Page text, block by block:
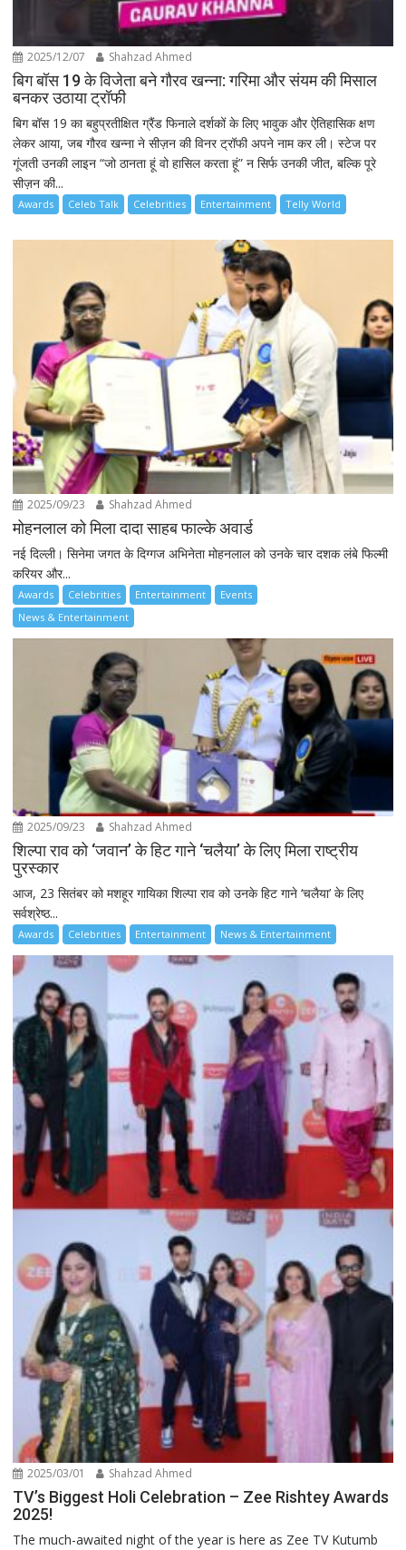
2025/12/07 Shahzad Ahmed
बिग बॉस 19 के विजेता बने गौरव खन्ना: गरिमा और संयम की मिसाल
बनकर उठाया ट्रॉफी
बिग बॉस 19 का बहुप्रतीक्षित ग्रैंड फिनाले दर्शकों के लिए भावुक और ऐतिहासिक क्षण
लेकर आया, जब गौरव खन्ना ने सीज़न की विनर ट्रॉफी अपने नाम कर ली। स्टेज पर
गूंजती उनकी लाइन “जो ठानता हूं वो हासिल करता हूं” न सिर्फ उनकी जीत, बल्कि पूरे
सीज़न की...
Awards Celeb Talk Celebrities Entertainment Telly World
2025/09/23 Shahzad Ahmed
मोहनलाल को मिला दादा साहब फाल्के अवार्ड
नई दिल्ली। सिनेमा जगत के दिग्गज अभिनेता मोहनलाल को उनके चार दशक लंबे फिल्मी
करियर और...
Awards Celebrities Entertainment
Events
News & Entertainment
2025/09/23 Shahzad Ahmed
शिल्पा राव को ‘जवान’ के हिट गाने ‘चलैया’ के लिए मिला राष्ट्रीय
पुरस्कार
आज, 23 सितंबर को मशहूर गायिका शिल्पा राव को उनके हिट गाने ‘चलैया’ के लिए
सर्वश्रेष्ठ...
Awards Celebrities Entertainment News & Entertainment
2025/03/01 Shahzad Ahmed
TV’s Biggest Holi Celebration – Zee Rishtey Awards
2025!
The much-awaited night of the year is here as Zee TV Kutumb